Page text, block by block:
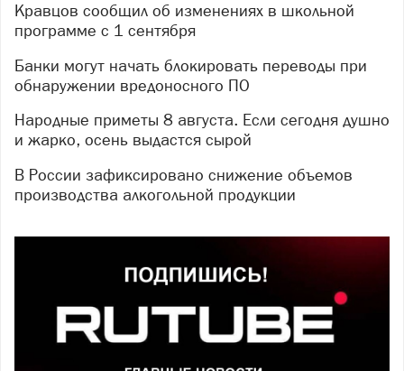
Кравцов сообщил об изменениях в школьной
программе с 1 сентября
Банки могут начать блокировать переводы при
обнаружении вредоносного ПО
Народные приметы 8 августа. Если сегодня душно
и жарко, осень выдастся сырой
В России зафиксировано снижение объемов
производства алкогольной продукции